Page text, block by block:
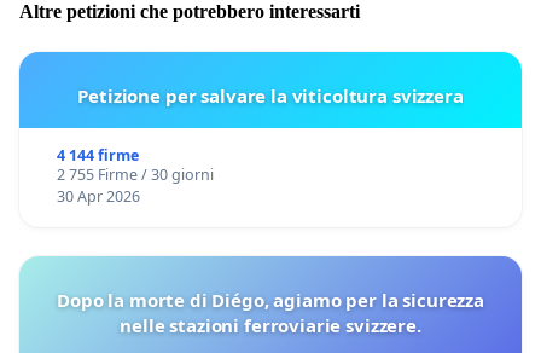
Altre petizioni che potrebbero interessarti
Petizione per salvare la viticoltura svizzera
4 144 firme
2 755 Firme / 30 giorni
30 Apr 2026
Dopo la morte di Diégo, agiamo per la sicurezza
nelle stazioni ferroviarie svizzere.